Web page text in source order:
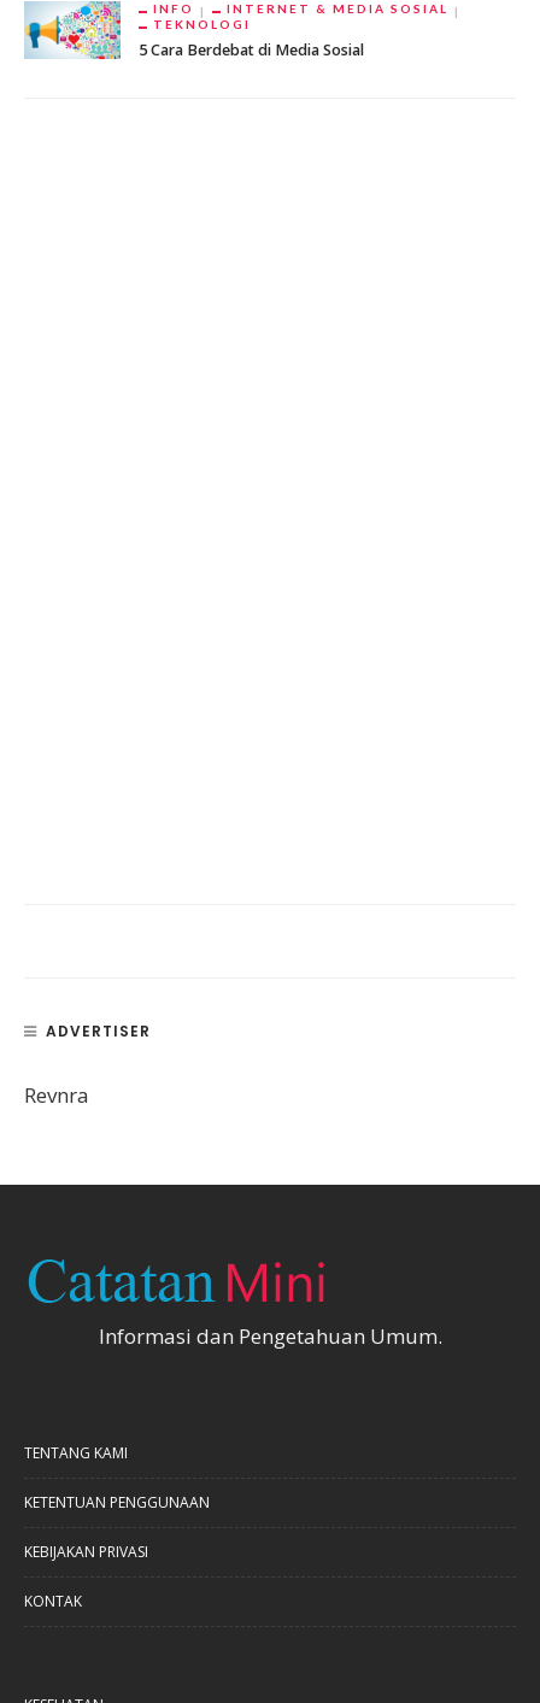
INFO
INTERNET & MEDIA SOSIAL
TEKNOLOGI
5 Cara Berdebat di Media Sosial
ADVERTISER
Revnra
Informasi dan Pengetahuan Umum.
TENTANG KAMI
KETENTUAN PENGGUNAAN
KEBIJAKAN PRIVASI
KONTAK